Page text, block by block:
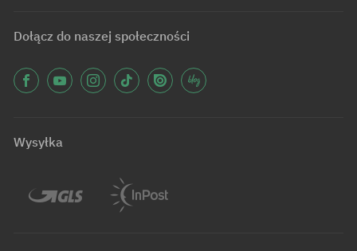
Dołącz do naszej społeczności
Wysyłka